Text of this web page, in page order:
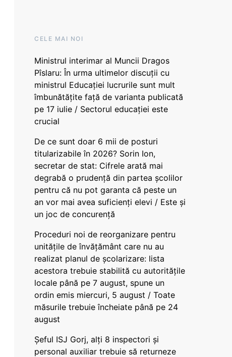
CELE MAI NOI
Ministrul interimar al Muncii Dragos
Pîslaru: În urma ultimelor discuții cu
ministrul Educației lucrurile sunt mult
îmbunătățite față de varianta publicată
pe 17 iulie / Sectorul educației este
crucial
De ce sunt doar 6 mii de posturi
titularizabile în 2026? Sorin Ion,
secretar de stat: Cifrele arată mai
degrabă o prudență din partea școlilor
pentru că nu pot garanta că peste un
an vor mai avea suficienți elevi / Este și
un joc de concurență
Proceduri noi de reorganizare pentru
unitățile de învățământ care nu au
realizat planul de școlarizare: lista
acestora trebuie stabilită cu autoritățile
locale până pe 7 august, spune un
ordin emis miercuri, 5 august / Toate
măsurile trebuie încheiate până pe 24
august
Șeful ISJ Gorj, alți 8 inspectori și
personal auxiliar trebuie să returneze